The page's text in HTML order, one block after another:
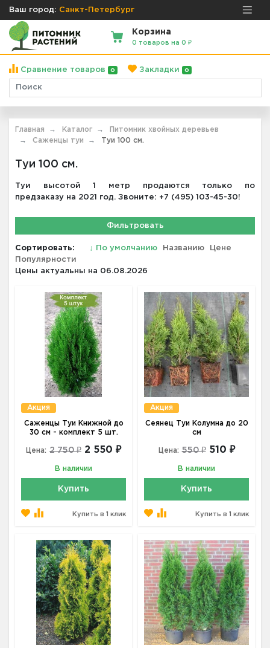
Ваш город: Санкт-Петербург
Корзина
0 товаров на 0 ₽
Сравнение товаров 0 Закладки 0
Главная Каталог
Питомник хвойных деревьев
Саженцы туи
Туи 100 см.
Туи 100 см.
Туи высотой 1 метр продаются только по
предзаказу на 2021 год. Звоните: +7 (495) 103-45-30!
Фильтровать
Сортировать: ↓ По умолчанию Названию
Цене
Популярности
Цены актуальны на 06.08.2026
Акция
Саженцы Туи Книжной до
30 см - комплект 5 шт.
Цена: 2 750 ₽ 2 550 ₽
В наличии
Купить
Купить в 1 клик
Акция
Сеянец Туи Колумна до 20
см
Цена: 550 ₽ 510 ₽
В наличии
Купить
Купить в 1 клик